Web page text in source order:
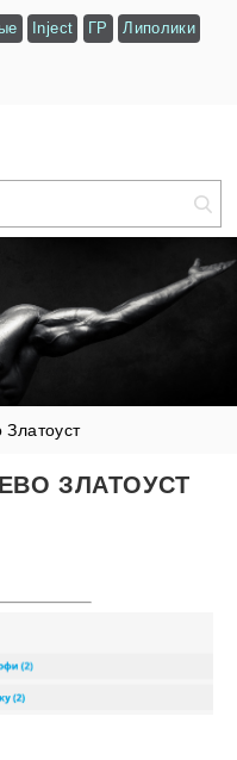
Inject ГР Липолики
ЗЛАТОУСТ